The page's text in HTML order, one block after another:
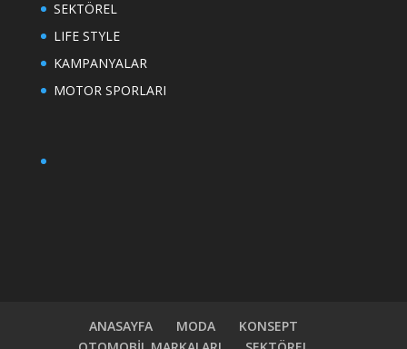
SEKTÖREL
LIFE STYLE
KAMPANYALAR
MOTOR SPORLARI
ANASAYFA MODA
KONSEPT